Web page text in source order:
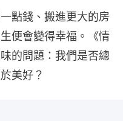
點錢、搬進更大的房
便會變得幸福。《情
的問題：我們是否總
美好？